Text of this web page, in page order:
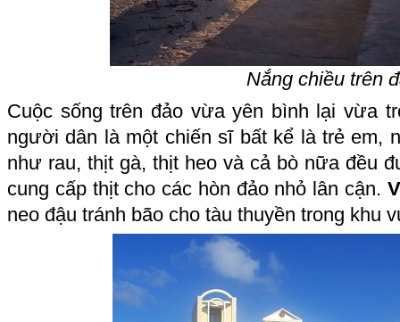
Nắng chiều trên
Cuộc sống trên đảo vừa yên bình lại vừa
người dân là một chiến sĩ bất kể là trẻ em,
như rau, thịt gà, thịt heo và cả bò nữa đều
cung cấp thịt cho các hòn đảo nhỏ lân cận.
neo đậu tránh bão cho tàu thuyền trong khu